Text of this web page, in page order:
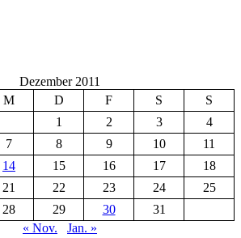
Dezember 2011
M D F S
S
1
2 3
4
7 8 9 10
11
14 15 16 17
18
21 22 23 24
25
28 29 30
31
« Nov.
Jan. »